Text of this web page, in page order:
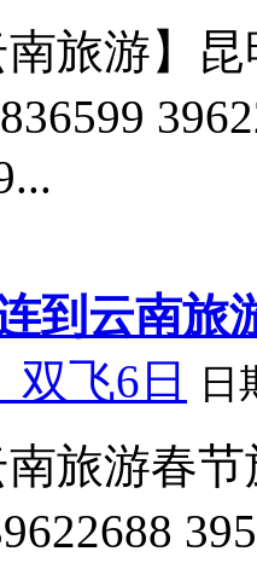
南旅游】
到云南旅
双飞6日
日
南旅游春